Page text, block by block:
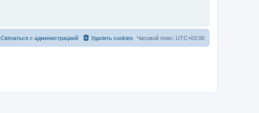
Часовой пояс: UTC+03:00
Удалить cookies
Связаться с администрацией